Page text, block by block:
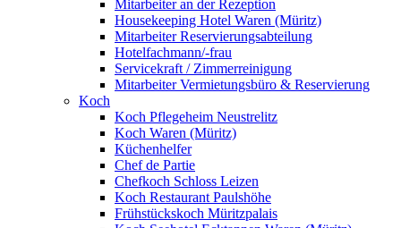
Mitarbeiter an der Rezeption
Housekeeping Hotel Waren (Müritz)
Mitarbeiter Reservierungsabteilung
Hotelfachmann/-frau
Servicekraft / Zimmerreinigung
Mitarbeiter Vermietungsbüro & Reservierung
Koch
Koch Pflegeheim Neustrelitz
Koch Waren (Müritz)
Küchenhelfer
Chef de Partie
Chefkoch Schloss Leizen
Koch Restaurant Paulshöhe
Frühstückskoch Müritzpalais